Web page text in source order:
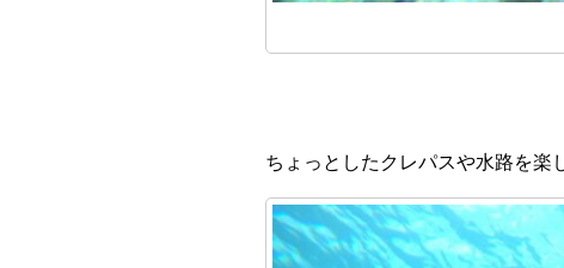
ちょっとしたクレパスや水路を楽